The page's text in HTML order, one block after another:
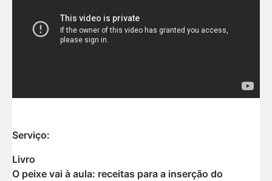
Serviço:
Livro
O peixe vai à aula: receitas para a inserção do